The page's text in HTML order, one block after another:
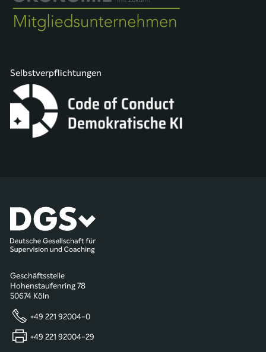
Selbstverpflichtungen
Geschäftsstelle
Hohenstaufenring 78
50674 Köln
+49 221 92004-0
+49 221 92004-29